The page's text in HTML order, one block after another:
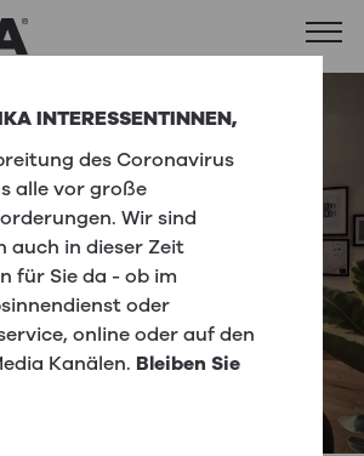
INTERESSENTINNEN,
des Coronavirus
alle vor große
Wir sind
auch in dieser Zeit
für Sie da - ob im
oder
online oder auf den
Kanälen. Bleiben Sie